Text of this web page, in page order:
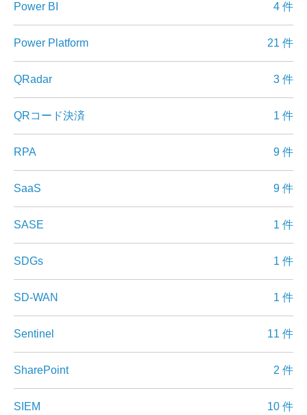
Power BI 4 件
Power Platform 21 件
QRadar 3 件
QRコード決済 1 件
RPA 9 件
SaaS 9 件
SASE 1 件
SDGs 1 件
SD-WAN 1 件
Sentinel 11 件
SharePoint 2 件
SIEM 10 件